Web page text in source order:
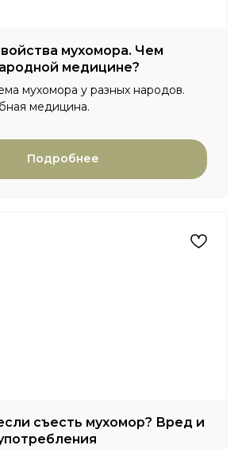
мухомора. Чем
медицине?
мухомора у разных народов.
медицина.
Подробнее
съесть мухомор? Вред и